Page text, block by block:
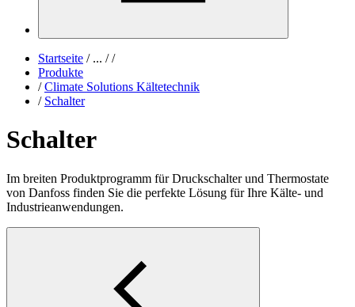
Startseite /... / /
Produkte
/ Climate Solutions Kältetechnik
/ Schalter
Schalter
Im breiten Produktprogramm für Druckschalter und Thermostate
von Danfoss finden Sie die perfekte Lösung für Ihre Kälte- und
Industrieanwendungen.